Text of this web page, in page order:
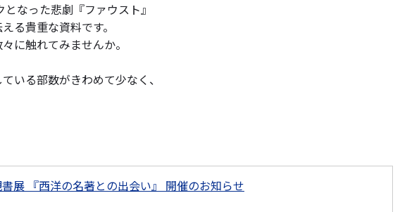
なった悲劇『ファウスト』
る貴重な資料です。
に触れてみませんか。
いる部数がきわめて少なく、
展 『西洋の名著との出会い』 開催のお知らせ